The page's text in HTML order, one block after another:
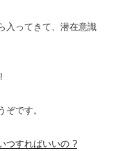
入ってきて、潜在意識
です。
つすればいいの ?